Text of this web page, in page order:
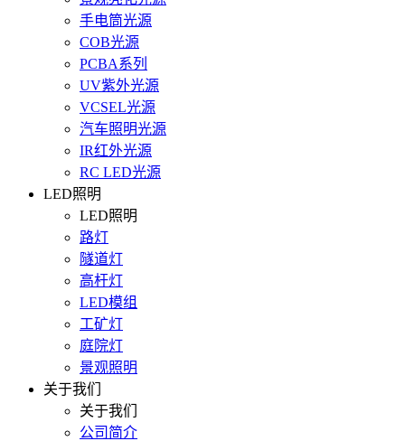
手电筒光源
COB光源
PCBA系列
UV紫外光源
VCSEL光源
汽车照明光源
IR红外光源
RC LED光源
LED照明
LED照明
路灯
隧道灯
高杆灯
LED模组
工矿灯
庭院灯
景观照明
关于我们
关于我们
公司简介